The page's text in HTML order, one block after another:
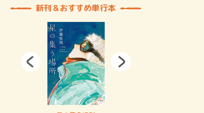
新刊＆おすすめ単行本